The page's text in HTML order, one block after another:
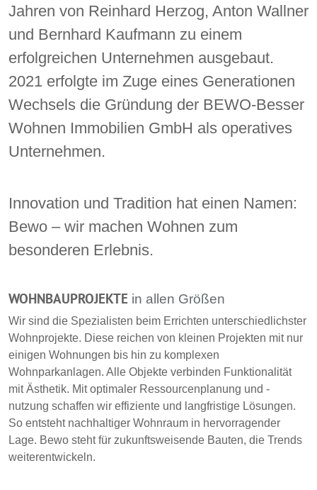
Jahren von Reinhard Herzog, Anton Wallner
und Bernhard Kaufmann zu einem
erfolgreichen Unternehmen ausgebaut.
2021 erfolgte im Zuge eines Generationen
Wechsels die Gründung der BEWO-Besser
Wohnen Immobilien GmbH als operatives
Unternehmen.
Innovation und Tradition hat einen Namen:
Bewo – wir machen Wohnen zum
besonderen Erlebnis.
WOHNBAUPROJEKTE in allen Größen
Wir sind die Spezialisten beim Errichten unterschiedlichster
Wohnprojekte. Diese reichen von kleinen Projekten mit nur
einigen Wohnungen bis hin zu komplexen
Wohnparkanlagen. Alle Objekte verbinden Funktionalität
mit Ästhetik. Mit optimaler Ressourcenplanung und -
nutzung schaffen wir effiziente und langfristige Lösungen.
So entsteht nachhaltiger Wohnraum in hervorragender
Lage. Bewo steht für zukunftsweisende Bauten, die Trends
weiterentwickeln.